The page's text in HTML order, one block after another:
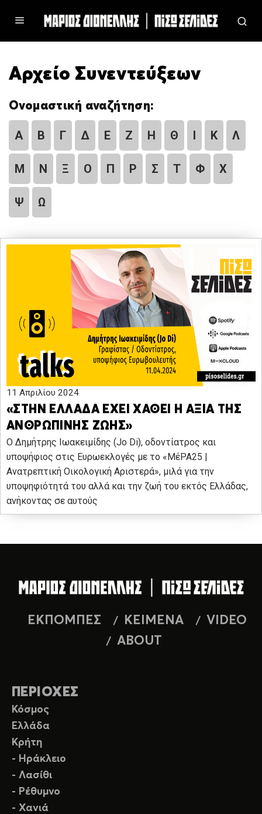
Αρχείο Συνεντεύξεων
Ονομαστική αναζήτηση:
Α Β Γ Δ Ε Ζ Η Θ Ι Κ Λ
Μ Ν Ξ Ο Π Ρ Σ Τ Φ Χ
Ψ Ω
11 Απριλίου 2024
«ΣΤΗΝ ΕΛΛΑΔΑ ΕΧΕΙ ΧΑΘΕΙ Η ΑΞΙΑ ΤΗΣ
ΑΝΘΡΩΠΙΝΗΣ ΖΩΗΣ»
Ο Δημήτρης Ιωακειμίδης (Jo Di), οδοντίατρος και
υποψήφιος στις Ευρωεκλογές με το «ΜέΡΑ25 |
Ανατρεπτική Οικολογική Αριστερά», μιλά για την
υποψηφιότητά του αλλά και την ζωή του εκτός Ελλάδας,
ανήκοντας σε αυτούς
ΕΚΠΟΜΠΕΣ ΚΕΙΜΕΝΑ
VIDEO
ABOUT
ΠΕΡΙΟΧΕΣ
Κόσμος
Ελλάδα
Κρήτη
- Ηράκλειο
- Λασίθι
- Ρέθυμνο
- Χανιά